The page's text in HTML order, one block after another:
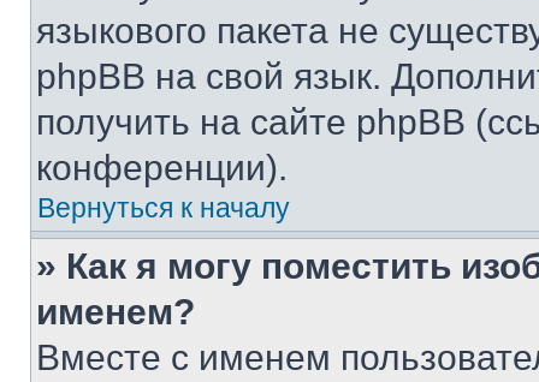
языкового пакета не
phpBB на свой язык.
получить на сайте phpBB
конференции).
Вернуться к началу
» Как я могу поместить
именем?
Вместе с именем